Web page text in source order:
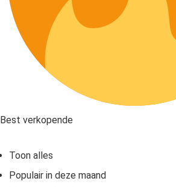
Best verkopende
Toon alles
Populair in deze maand